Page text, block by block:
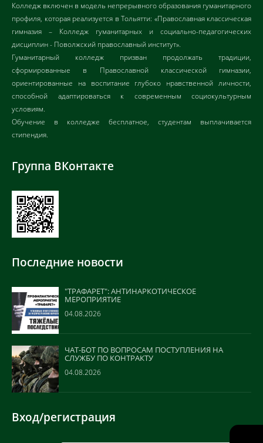
Колледж включен в модель непрерывного образования гуманитарного
профиля, которая реализуется в Тольятти: «Православная классическая
гимназия – Колледж гуманитарных и социально-педагогических
дисциплин - Поволжский православный институт».
Гуманитарный колледж призван продолжать традиции,
сформированные в Православной классической гимназии,
ориентированные на воспитание глубоко нравственной личности,
способной адаптироваться к современным социокультурным
условиям.
Обучение в колледже бесплатное, студентам выплачивается
стипендия.
Группа ВКонтакте
Последние новости
"ТРАФАРЕТ": АНТИНАРКОТИЧЕСКОЕ
МЕРОПРИЯТИЕ
04.08.2026
ЧАТ-БОТ ПО ВОПРОСАМ ПОСТУПЛЕНИЯ НА
СЛУЖБУ ПО КОНТРАКТУ
04.08.2026
Вход/регистрация